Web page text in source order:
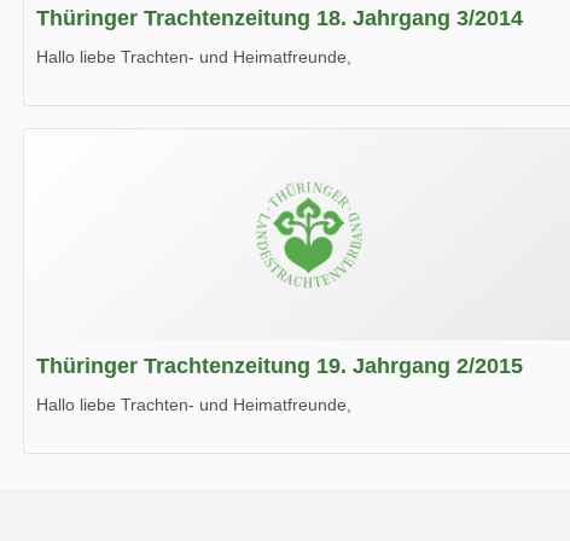
Thüringer Trachtenzeitung 18. Jahrgang 3/2014
Hallo liebe Trachten- und Heimatfreunde,
Wir wünschen Euch viel Spaß beim Lesen.
Thüringer Trachtenzeitung 19. Jahrgang 2/2015
Hallo liebe Trachten- und Heimatfreunde,